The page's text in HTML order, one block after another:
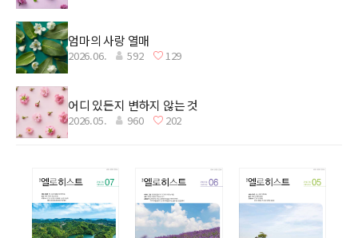
엄마의 사랑 열매
2026.06. 592 129
어디 있든지 변하지 않는 것
2026.05. 960 202